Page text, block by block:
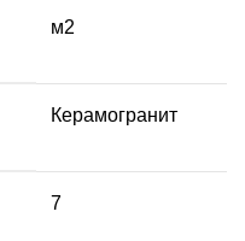
м2
Керамогранит
7